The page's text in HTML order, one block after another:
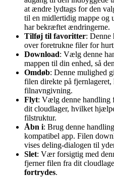
at ændre lydtags for den
til en midlertidig mappe og
har bekræftet ændringerne.
Tilføj til favoritter:
over foretrukne filer for
Download: Vælg denne
mappen til din enhed, så
Omdøb: Denne mulighed
filen direkte på
filnavngivning.
Flyt: Vælg denne handling
dit cloudlager, hvilket
filstruktur.
Åbn i: Brug denne
kompatibel app. Filen
vises deling-dialogen til
Slet: Vær forsigtig med
fjerner filen fra dit
fortrydes.